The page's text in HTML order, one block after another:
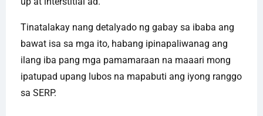
Tinatalakay nang detalyado ng gabay sa ibaba ang
bawat isa sa mga ito, habang ipinapaliwanag ang
ilang iba pang mga pamamaraan na maaari mong
ipatupad upang lubos na mapabuti ang iyong ranggo
sa SERP.